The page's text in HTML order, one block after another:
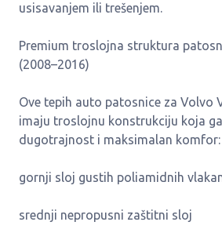
usisavanjem ili trešenjem.
Premium troslojna struktura
(2008–2016)
Ove tepih auto patosnice za Volvo
imaju troslojnu konstrukciju koja
dugotrajnost i maksimalan komfor:
gornji sloj gustih poliamidnih
srednji nepropusni zaštitni sloj